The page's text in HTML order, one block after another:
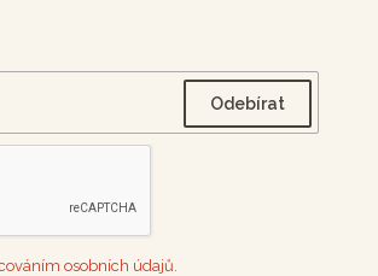
osobních údajů.